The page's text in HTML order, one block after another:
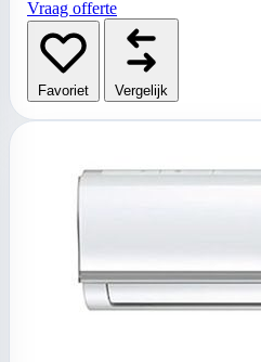
Vraag offerte
Favoriet Vergelijk